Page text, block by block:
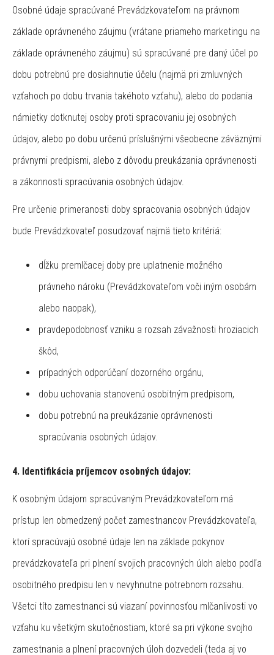
Osobné údaje spracúvané Prevádzkovateľom na právnom
základe oprávneného záujmu (vrátane priameho marketingu na
základe oprávneného záujmu) sú spracúvané pre daný účel po
dobu potrebnú pre dosiahnutie účelu (najmä pri zmluvných
vzťahoch po dobu trvania takéhoto vzťahu), alebo do podania
námietky dotknutej osoby proti spracovaniu jej osobných
údajov, alebo po dobu určenú príslušnými všeobecne záväznými
právnymi predpismi, alebo z dôvodu preukázania oprávnenosti
a zákonnosti spracúvania osobných údajov.
Pre určenie primeranosti doby spracovania osobných údajov
bude Prevádzkovateľ posudzovať najmä tieto kritériá:
dĺžku premlčacej doby pre uplatnenie možného
právneho nároku (Prevádzkovateľom voči iným osobám
alebo naopak),
pravdepodobnosť vzniku a rozsah závažnosti hroziacich
škôd,
prípadných odporúčaní dozorného orgánu,
dobu uchovania stanovenú osobitným predpisom,
dobu potrebnú na preukázanie oprávnenosti
spracúvania osobných údajov.
4. Identifikácia príjemcov osobných údajov:
K osobným údajom spracúvaným Prevádzkovateľom má
prístup len obmedzený počet zamestnancov Prevádzkovateľa,
ktorí spracúvajú osobné údaje len na základe pokynov
prevádzkovateľa pri plnení svojich pracovných úloh alebo podľa
osobitného predpisu len v nevyhnutne potrebnom rozsahu.
Všetci títo zamestnanci sú viazaní povinnosťou mlčanlivosti vo
vzťahu ku všetkým skutočnostiam, ktoré sa pri výkone svojho
zamestnania a plnení pracovných úloh dozvedeli (teda aj vo